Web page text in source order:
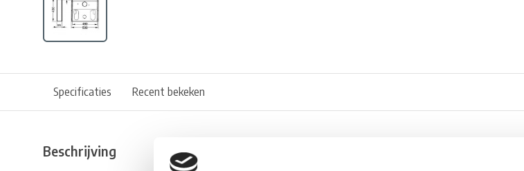
Specificaties Recent bekeken
Beschrijving